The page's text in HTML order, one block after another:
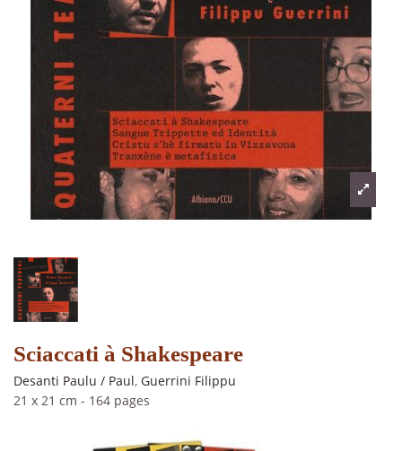
Sciaccati à Shakespeare
Desanti Paulu / Paul, Guerrini Filippu
21 x 21 cm - 164 pages